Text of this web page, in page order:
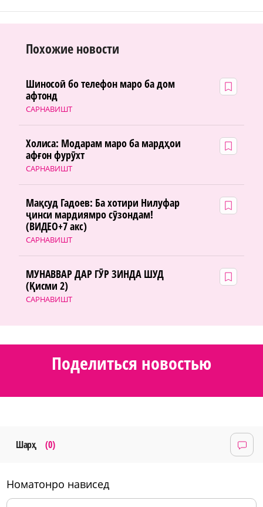
Похожие новости
САРНАВИШТ
Шиносоӣ бо телефон маро ба дом
афтонд
САРНАВИШТ
Холиса: Модарам маро ба мардҳои
афғон фурӯхт
САРНАВИШТ
Мақсуд Гадоев: Ба хотири Нилуфар
ҷинси мардиямро сӯзондам!
(ВИДЕО+7 акс)
САРНАВИШТ
МУНАВВАР ДАР ГӮР ЗИНДА ШУД
(Қисми 2)
Поделиться новостью
Шарҳ (0)
номатонро нависед